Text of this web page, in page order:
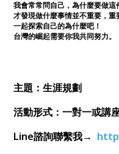
我會常常問自己，為什麼要做這
才發現做什麼事情並不重要，重
一起探索自己的為什麼吧！
台灣的崛起需要你我共同努力。
主題：生涯規劃
活動形式：一對一或講
Line諮詢聯繫我→